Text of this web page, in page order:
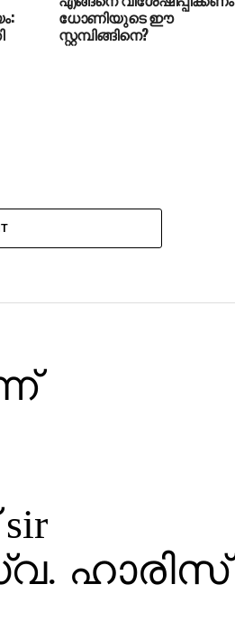
ധോണിയുടെ ഈ
സ്റ്റമ്പിങ്ങിനെ?
ഹാരിസ്